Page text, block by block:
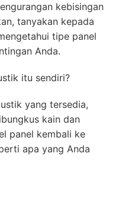
kebisingan
tanyakan kepada
tipe panel
Anda.
itu sendiri?
yang tersedia,
kain dan
panel kembali ke
apa yang Anda